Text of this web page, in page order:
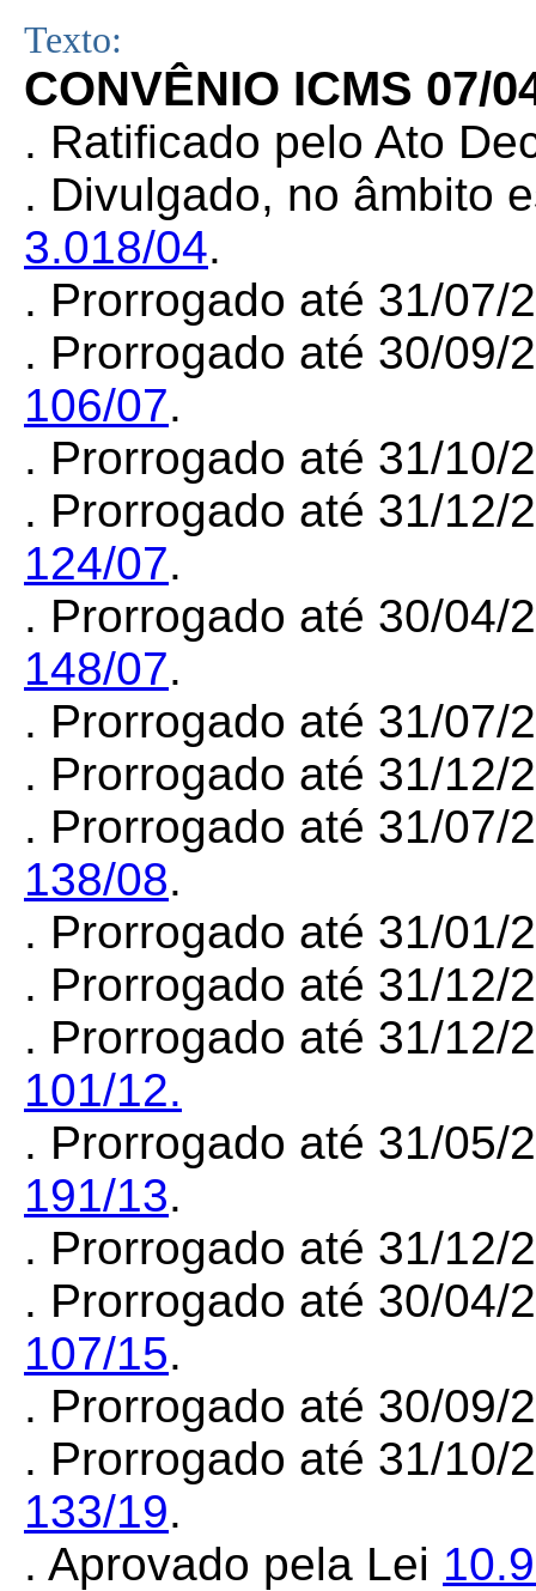
Texto:
CONVÊNIO ICMS 07/
. Ratificado pelo Ato
. Divulgado, no âmbito
3.018/04.
. Prorrogado até 31/
. Prorrogado até 30/09/
106/07.
. Prorrogado até 31/
. Prorrogado até 31/12/
124/07.
. Prorrogado até 30/04/
148/07.
. Prorrogado até 31/
. Prorrogado até 31/
. Prorrogado até 31/07/
138/08.
. Prorrogado até 31/
. Prorrogado até 31/
. Prorrogado até 31/12/
101/12.
. Prorrogado até 31/05/
191/13.
. Prorrogado até 31/
. Prorrogado até 30/04/
107/15.
. Prorrogado até 30/
. Prorrogado até 31/10/
133/19.
. Aprovado pela Lei